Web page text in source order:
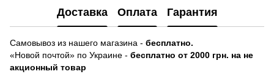
Доставка Оплата Гарантия
Самовывоз из нашего магазина - бесплатно.
«Новой почтой» по Украине - бесплатно от 2000 грн. на не
акционный товар